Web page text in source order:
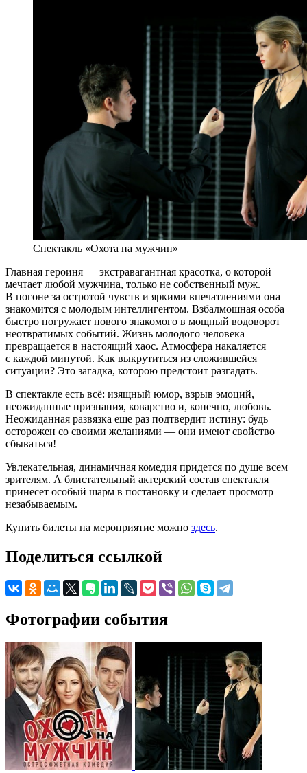
Спектакль «Охота на мужчин»
Главная героиня — экстравагантная красотка, о которой
мечтает любой мужчина, только не собственный муж.
В погоне за остротой чувств и яркими впечатлениями она
знакомится с молодым интеллигентом. Взбалмошная особа
быстро погружает нового знакомого в мощный водоворот
неотвратимых событий. Жизнь молодого человека
превращается в настоящий хаос. Атмосфера накаляется
с каждой минутой. Как выкрутиться из сложившейся
ситуации? Это загадка, которою предстоит разгадать.
В спектакле есть всё: изящный юмор, взрыв эмоций,
неожиданные признания, коварство и, конечно, любовь.
Неожиданная развязка еще раз подтвердит истину: будь
осторожен со своими желаниями — они имеют свойство
сбываться!
Увлекательная, динамичная комедия придется по душе всем
зрителям. А блистательный актерский состав спектакля
принесет особый шарм в постановку и сделает просмотр
незабываемым.
Купить билеты на мероприятие можно здесь.
Поделиться ссылкой
Фотографии события